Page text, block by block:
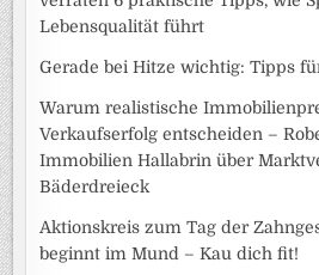
Lebensqualität führt
Gerade bei Hitze wichtig: Tipps
Warum realistische
Verkaufserfolg entscheiden –
Immobilien Hallabrin über
Bäderdreieck
Aktionskreis zum Tag der
beginnt im Mund – Kau dich fit!